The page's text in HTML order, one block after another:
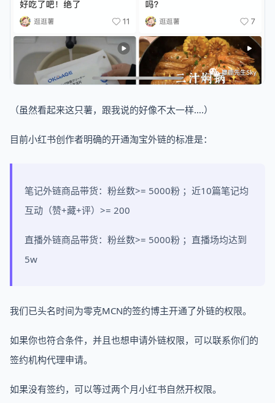
（虽然看起来这只薯，跟我说的好像不太一样….）
目前小红书创作者明确的开通淘宝外链的标准是：
笔记外链商品带货：粉丝数>= 5000粉 ；近10篇笔记均
互动（赞+藏+评）>= 200
直播外链商品带货：粉丝数>= 5000粉 ；直播场均达到
5w
我们已头名时间为零克MCN的签约博主开通了外链的权限。
如果你也符合条件，并且也想申请外链权限，可以联系你们的
签约机构代理申请。
如果没有签约，可以等过两个月小红书自然开权限。